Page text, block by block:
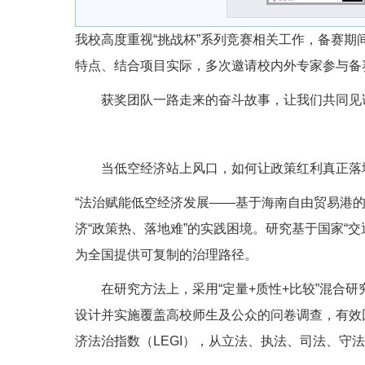
我校高度重视“挑战杯”系列竞赛相关工作，备赛
特点、结合项目实际，多次邀请校内外专家参与
获奖团队一路走来的奋斗故事，让我们共同见
当低空经济站上风口，如何让政策红利真正
“法治赋能低空经济发展——基于海南自由贸易港
济“政策热、落地难”的实践困境。研究基于国家“
为全国提供可复制的治理路径。
在研究方法上，采用“定量+质性+比较”混合
设计并实施覆盖高校师生及公众的问卷调查，有
济法治指数（LEGI），从立法、执法、司法、守